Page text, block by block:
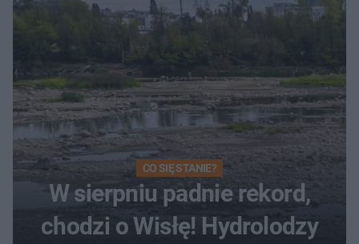
CO SIĘ STANIE?
W sierpniu padnie rekord,
chodzi o Wisłę! Hydrolodzy